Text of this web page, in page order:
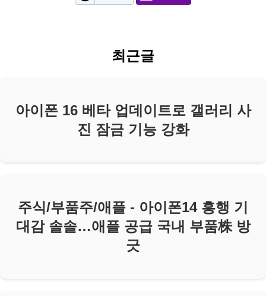
최근글
아이폰 16 베타 업데이트로 갤러리 사
진 잠금 기능 강화
주식/부품주/애플 - 아이폰14 흥행 기
대감 솔솔…애플 공급 국내 부품株 방
긋